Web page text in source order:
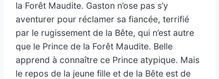
la Forêt Maudite. Gaston n’ose pas s’y
aventurer pour réclamer sa fiancée, terrifié
par le rugissement de la Bête, qui n’est autre
que le Prince de la Forêt Maudite. Belle
apprend à connaître ce Prince atypique. Mais
le repos de la jeune fille et de la Bête est de